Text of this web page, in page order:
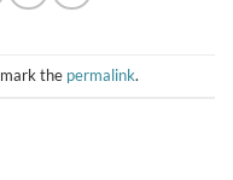
the permalink.